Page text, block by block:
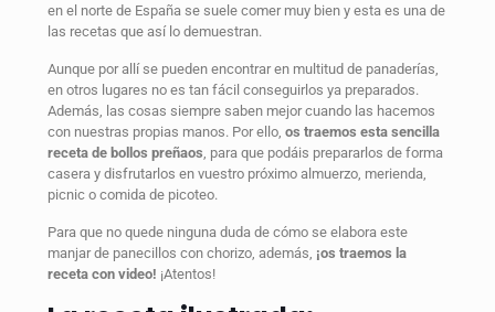
en el norte de España se suele comer muy bien y esta es una de
las recetas que así lo demuestran.
Aunque por allí se pueden encontrar en multitud de panaderías,
en otros lugares no es tan fácil conseguirlos ya preparados.
Además, las cosas siempre saben mejor cuando las hacemos
con nuestras propias manos. Por ello, os traemos esta sencilla
receta de bollos preñaos, para que podáis prepararlos de forma
casera y disfrutarlos en vuestro próximo almuerzo, merienda,
picnic o comida de picoteo.
Para que no quede ninguna duda de cómo se elabora este
manjar de panecillos con chorizo, además, ¡os traemos la
receta con video! ¡Atentos!